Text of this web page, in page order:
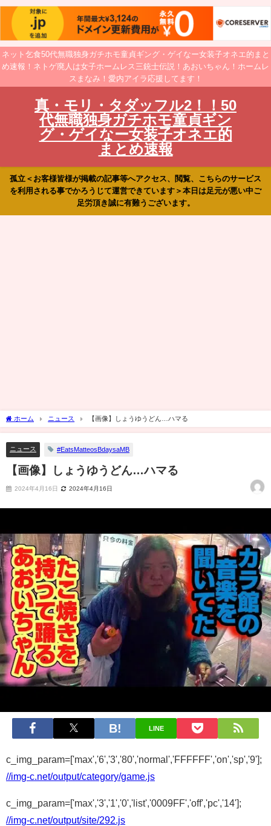
ネット乞食50代無職独身ガチホモ童貞ギング・ゲイなー女装子オネエ的まと
め速報！ネトゲ廃人は女子ホームレス三銃士伝説！あおいちゃん！ホームレ
スまなみ！愛内アイラ応援してます！
真・モリ・タダッフル2！！50
代無職独身ガチホモ童貞ギン
グ・ゲイなー女装子オネエ的
まとめ速報
孤立＜お客様皆様が掲載の記事等へアクセス、閲覧、こちらのサービス
を利用される事でかろうじて運営できています＞本日は足元が悪い中ご
足労頂き誠に有難うございます。
ホーム ニュース 【画像】しょうゆうどん…ハマる
ニュース #EatsMatteosBdaysaMB
【画像】しょうゆうどん…ハマる
2024年4月16日 2024年4月16日
LINE
c_img_param=['max','6','3','80','normal','FFFFFF','on','sp','9'];
//img-c.net/output/category/game.js
c_img_param=['max','3','1','0','list','0009FF','off','pc','14'];
//img-c.net/output/site/292.js